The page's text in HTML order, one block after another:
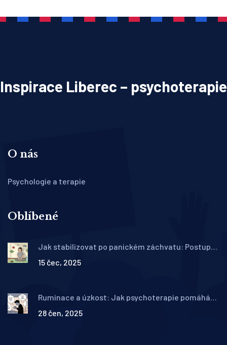
Inspirace Liberec – psychoterapie
O nás
Psychologie a terapie
Oblíbené
Jak stabilizovat po panickém záchvatu: Postupy
15 čec, 2025
Ruminace a úzkost: Jak psychoterapie pomáhá
28 čen, 2025